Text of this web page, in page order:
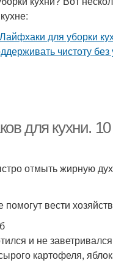
для кухни.
отмыть жирную
вести
и не
картофеля,